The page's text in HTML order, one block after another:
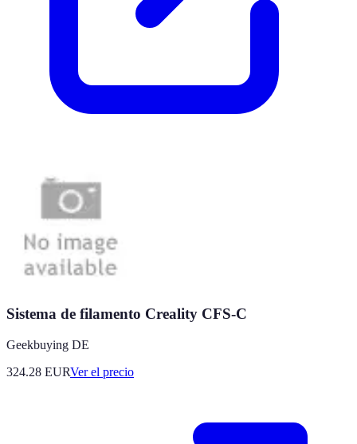
Sistema de filamento Creality CFS-C
Geekbuying DE
324.28 EURVer el precio